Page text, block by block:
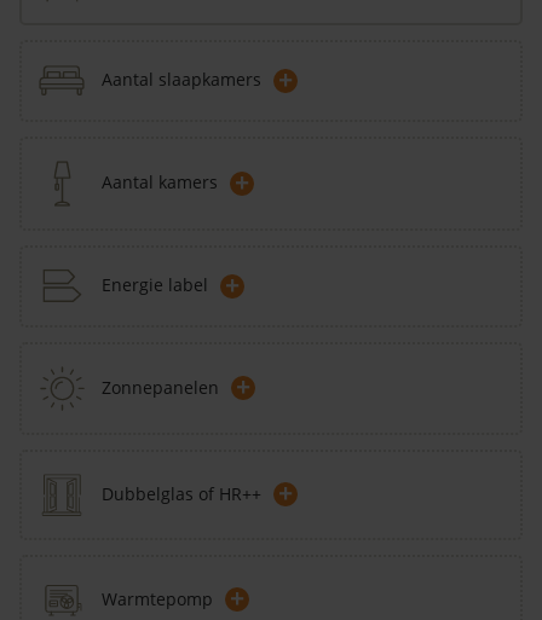
Aantal slaapkamers +
Aantal kamers +
Energie label +
Zonnepanelen +
Dubbelglas of HR++ +
Warmtepomp +